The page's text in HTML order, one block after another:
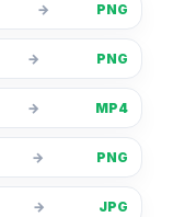
→ PNG
→ PNG
→ MP4
→ PNG
→ JPG